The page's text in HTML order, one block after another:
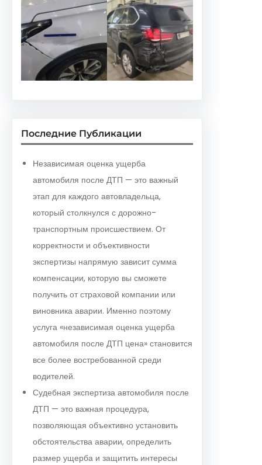
Последние Публикации
Независимая оценка ущерба
автомобиля после ДТП — это важный
этап для каждого автовладельца,
который столкнулся с дорожно-
транспортным происшествием. От
корректности и объективности
экспертизы напрямую зависит сумма
компенсации, которую вы сможете
получить от страховой компании или
виновника аварии. Именно поэтому
услуга «независимая оценка ущерба
автомобиля после ДТП цена» становится
все более востребованной среди
водителей.
Судебная экспертиза автомобиля после
ДТП — это важная процедура,
позволяющая объективно установить
обстоятельства аварии, определить
размер ущерба и защитить интересы